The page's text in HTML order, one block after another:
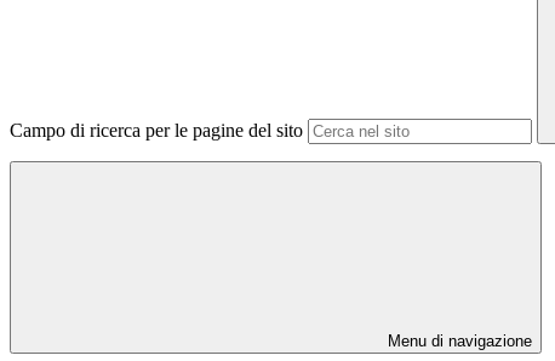
Campo di ricerca per le pagine del sito
Menu di navigazione